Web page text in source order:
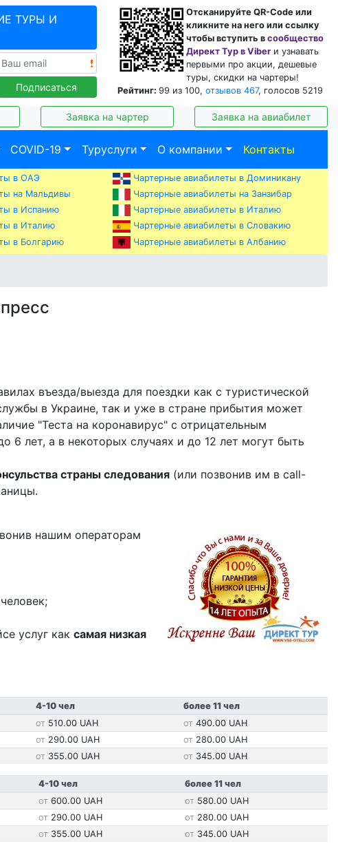
ТУРЫ И
Подписаться
Отсканируйте QR-Code или
кликните на него или ссылку
чтобы вступить в сообщество
Директ Тур в Viber и узнавать
первыми про акции, дешевые
туры, скидки на чартеры!
Рейтинг: 99 из 100, отзывов 467, голосов 5219
Заявка на чартер Заявка на авиабилет
COVID-19 Туруслуги О компании Контакты
в ОАЭ
Чартерные авиабилеты в Доминикану
на Мальдивы
Чартерные авиабилеты на Занзибар
в Испанию
Чартерные авиабилеты в Италию
в Италию
Чартерные авиабилеты в Словакию
в Болгарию Чартерные авиабилеты в Албанию
въезда/выезда для поездки как с туристической
в Украине, так и уже в стране прибытия может
"Теста на коронавирус" с отрицательным
лет, а в некоторых случаях и до 12 лет могут быть
страны следования (или позвонив им в call-
нашим операторам
услуг как самая низкая
4-10 чел
более 11 чел
510.00 UAH
490.00 UAH
290.00 UAH
280.00 UAH
355.00 UAH 345.00 UAH
4-10 чел
более 11 чел
600.00 UAH
580.00 UAH
290.00 UAH
280.00 UAH
355.00 UAH 345.00 UAH